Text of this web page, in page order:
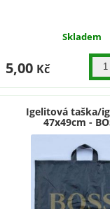
Skladem
5,00 Kč
Igelitová taška/
47x49cm -